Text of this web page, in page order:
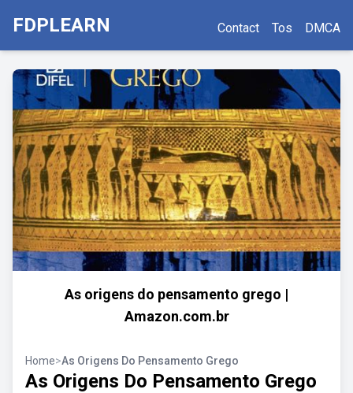
FDPLEARN Contact Tos DMCA
As origens do pensamento grego |
Amazon.com.br
Home>As Origens Do Pensamento Grego
As Origens Do Pensamento Grego